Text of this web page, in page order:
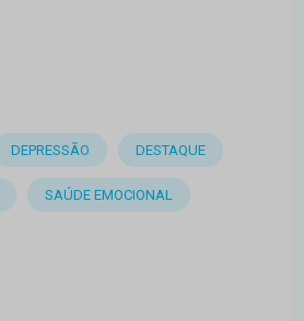
DEPRESSÃO DESTAQUE
SAÚDE EMOCIONAL